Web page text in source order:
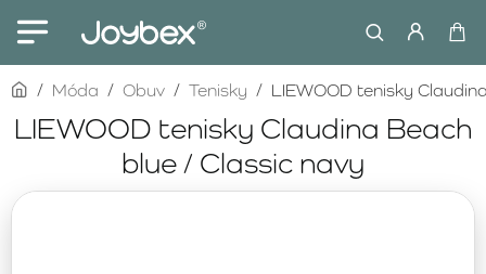
LIEWOOD tenisky Claudina Beach
blue / Classic navy
homeMóda Obuv Tenisky LIEWOOD tenisky